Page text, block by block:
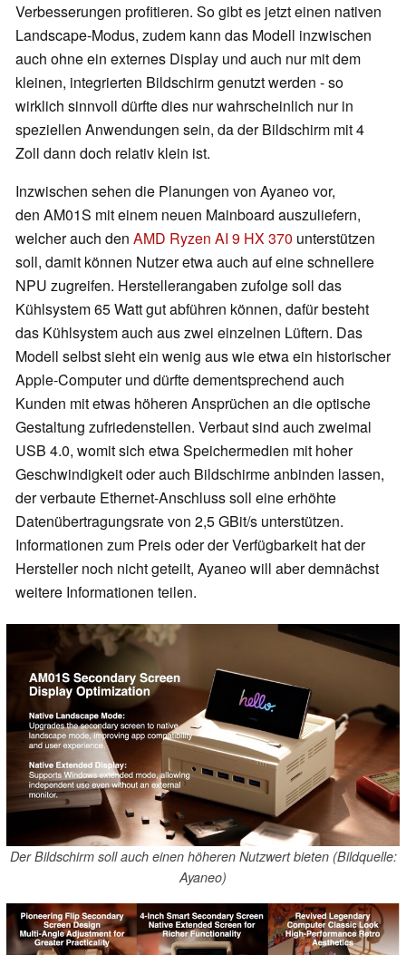
Verbesserungen profitieren. So gibt es jetzt einen nativen
Landscape-Modus, zudem kann das Modell inzwischen
auch ohne ein externes Display und auch nur mit dem
kleinen, integrierten Bildschirm genutzt werden - so
wirklich sinnvoll dürfte dies nur wahrscheinlich nur in
speziellen Anwendungen sein, da der Bildschirm mit 4
Zoll dann doch relativ klein ist.
Inzwischen sehen die Planungen von Ayaneo vor,
den AM01S mit einem neuen Mainboard auszuliefern,
welcher auch den AMD Ryzen AI 9 HX 370 unterstützen
soll, damit können Nutzer etwa auch auf eine schnellere
NPU zugreifen. Herstellerangaben zufolge soll das
Kühlsystem 65 Watt gut abführen können, dafür besteht
das Kühlsystem auch aus zwei einzelnen Lüftern. Das
Modell selbst sieht ein wenig aus wie etwa ein historischer
Apple-Computer und dürfte dementsprechend auch
Kunden mit etwas höheren Ansprüchen an die optische
Gestaltung zufriedenstellen. Verbaut sind auch zweimal
USB 4.0, womit sich etwa Speichermedien mit hoher
Geschwindigkeit oder auch Bildschirme anbinden lassen,
der verbaute Ethernet-Anschluss soll eine erhöhte
Datenübertragungsrate von 2,5 GBit/s unterstützen.
Informationen zum Preis oder der Verfügbarkeit hat der
Hersteller noch nicht geteilt, Ayaneo will aber demnächst
weitere Informationen teilen.
Der Bildschirm soll auch einen höheren Nutzwert bieten (Bildquelle:
Ayaneo)